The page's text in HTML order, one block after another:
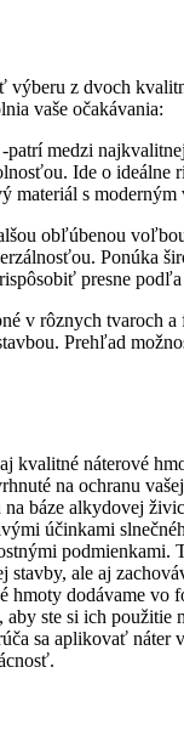
výberu z dvoch
vaše očakávania:
-patrí medzi
Ide o ideálne
materiál s moderným
obľúbenou
Ponúka
presne podľa
v rôznych tvaroch a
Prehľad
kvalitné náterové
na ochranu
báze alkydovej
účinkami
podmienkami.
stavby, ale aj
hmoty dodávame vo
aby ste si ich použitie
sa aplikovať náter